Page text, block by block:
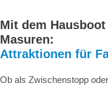
Mit dem
Masuren:
Attraktionen für
Ob als Zwischenstopp